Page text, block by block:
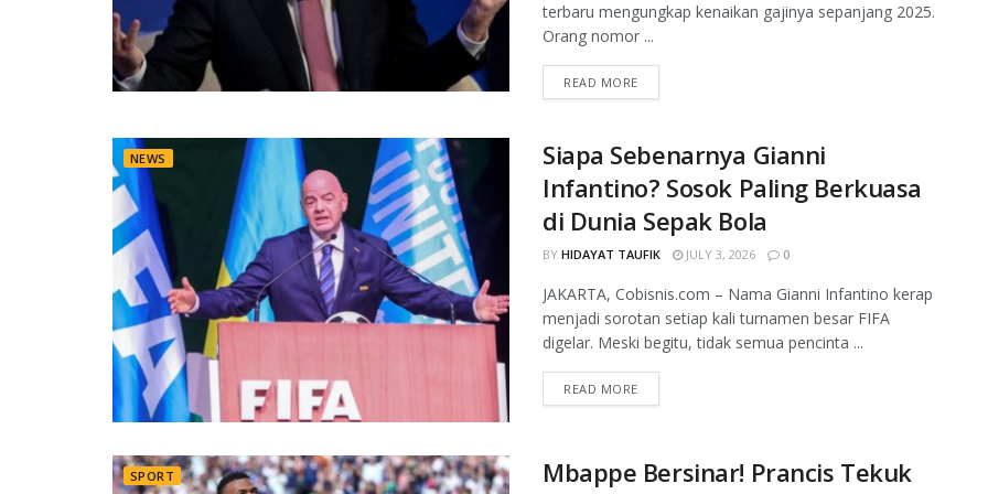
terbaru mengungkap kenaikan gajinya sepanjang 2025.
Orang nomor ...
READ MORE
NEWS
Siapa Sebenarnya Gianni
Infantino? Sosok Paling Berkuasa
di Dunia Sepak Bola
BY HIDAYAT TAUFIK JULY 3, 2026 0
JAKARTA, Cobisnis.com – Nama Gianni Infantino kerap
menjadi sorotan setiap kali turnamen besar FIFA
digelar. Meski begitu, tidak semua pencinta ...
READ MORE
SPORT
Mbappe Bersinar! Prancis Tekuk